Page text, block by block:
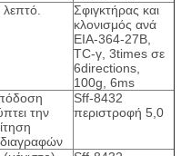
Σφιγκτήρας και
κλονισμός ανά
EIA-364-27B,
TC-γ, 3times σε
6directions,
100g, 6ms
την
Sff-8432
περιστροφή 5,0